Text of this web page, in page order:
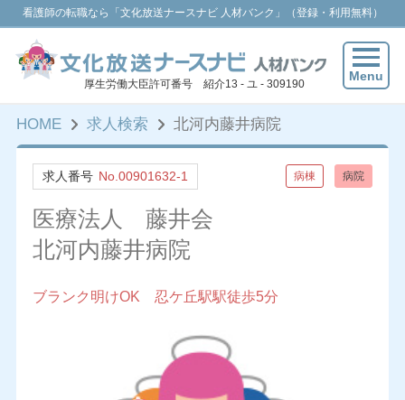
看護師の転職なら「文化放送ナースナビ 人材バンク」（登録・利用無料）
厚生労働大臣許可番号 紹介13 - ユ - 309190
Menu
HOME 求人検索 北河内藤井病院
求人番号 No.00901632-1 病棟 病院
医療法人 藤井会
北河内藤井病院
ブランク明けOK 忍ケ丘駅駅徒歩5分